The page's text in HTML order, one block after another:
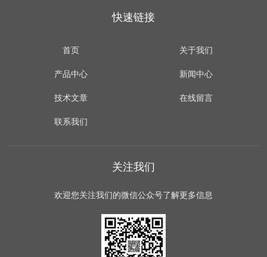
快速链接
首页 关于我们
产品中心 新闻中心
技术文章 在线留言
联系我们
关注我们
欢迎您关注我们的微信公众号了解更多信息